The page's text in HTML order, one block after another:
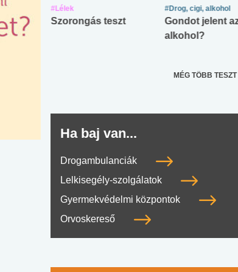
#Lélek
Szorongás teszt
#Drog, cigi, alkohol
Gondot jelent
alkohol?
MÉG TÖBB TESZT
Ha baj van...
Drogambulanciák
Lelkisegély-szolgálatok
Gyermekvédelmi központok
Orvoskereső